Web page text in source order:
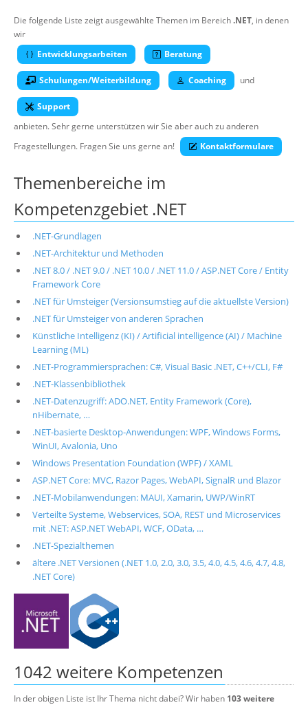
Die folgende Liste zeigt ausgewählte Themen im Bereich.NET, in denen
wir
Entwicklungsarbeiten
Beratung
Schulungen/Weiterbildung Coaching und
Support
anbieten. Sehr gerne unterstützen wir Sie aber auch zu anderen
Fragestellungen. Fragen Sie uns gerne an!
Kontaktformulare
Themenbereiche im
Kompetenzgebiet .NET
.NET-Grundlagen
.NET-Architektur und Methoden
.NET 8.0 / .NET 9.0 / .NET 10.0 / .NET 11.0 / ASP.NET Core / Entity
Framework Core
.NET für Umsteiger (Versionsumstieg auf die aktuellste Version)
.NET für Umsteiger von anderen Sprachen
Künstliche Intelligenz (KI) / Artificial intelligence (AI) / Machine
Learning (ML)
.NET-Programmiersprachen: C#, Visual Basic .NET, C++/CLI, F#
.NET-Klassenbibliothek
.NET-Datenzugriff: ADO.NET, Entity Framework (Core),
nHibernate, …
.NET-basierte Desktop-Anwendungen: WPF, Windows Forms,
WinUI, Avalonia, Uno
Windows Presentation Foundation (WPF) / XAML
ASP.NET Core: MVC, Razor Pages, WebAPI, SignalR und Blazor
.NET-Mobilanwendungen: MAUI, Xamarin, UWP/WinRT
Verteilte Systeme, Webservices, SOA, REST und Microservices
mit .NET: ASP.NET WebAPI, WCF, OData, …
.NET-Spezialthemen
ältere .NET Versionen (.NET 1.0, 2.0, 3.0, 3.5, 4.0, 4.5, 4.6, 4.7, 4.8,
.NET Core)
1042 weitere Kompetenzen
In der obigen Liste ist Ihr Thema nicht dabei? Wir haben 103 weitere